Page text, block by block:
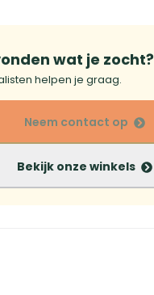
wat je zocht?
helpen je graag.
Neem contact op
Bekijk onze winkels